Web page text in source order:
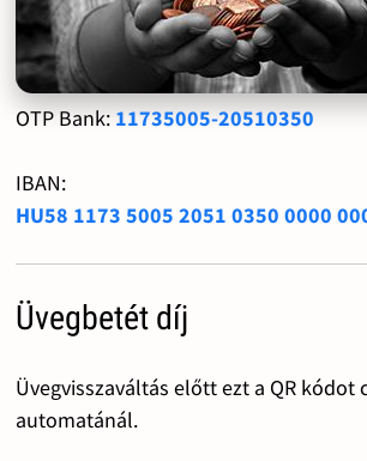
OTP Bank: 11735005-20510350
IBAN:
HU58 1173 5005 2051 0350 0000
Üvegbetét díj
Üvegvisszaváltás előtt ezt a QR kódot
automatánál.